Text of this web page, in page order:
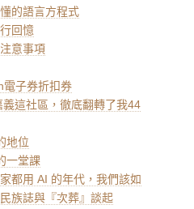
的語言方程式
回憶
意事項
電子券折扣券
這社區，徹底翻轉了我44
地位
一堂課
都用 AI 的年代，我們該如
族誌與『次葬』談起